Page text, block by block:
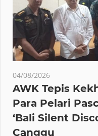
04/08/2026
AWK Tepis
Para Pelari
‘Bali Silent
Canggu